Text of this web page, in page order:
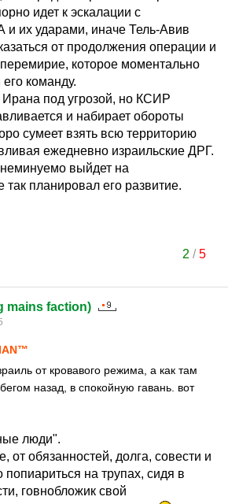
идет к эскалации с
их ударами, иначе Тель-Авив
от продолжения операции и
которое моментально
команду.
Ирана под угрозой, но КСИР
и набирает обороты
сумеет взять всю территорию
ежедневно израильские ДРГ.
выйдет на
так планировал его развитие.
2 /5
mains faction)
от кровавого режима, а как там
назад, в спокойную гавань. вот
люди".
от обязанностей, долга, совести и
попиариться на трупах, сидя в
говнобложик свой